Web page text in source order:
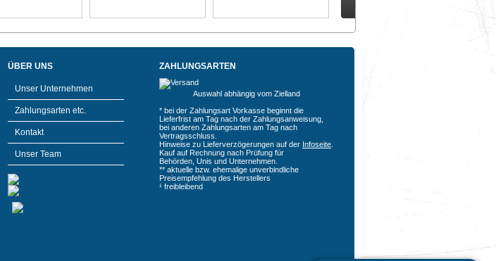
ÜBER UNS
Unser Unternehmen
Zahlungsarten etc.
Kontakt
Unser Team
ZAHLUNGSARTEN
Auswahl abhängig vom Zielland
* bei der Zahlungsart Vorkasse beginnt die
Lieferfrist am Tag nach der Zahlungsanweisung,
bei anderen Zahlungsarten am Tag nach
Vertragsschluss.
Hinweise zu Lieferverzögerungen auf der Infoseite
Kauf auf Rechnung nach Prüfung für
Behörden, Unis und Unternehmen.
** aktuelle bzw. ehemalige unverbindliche
Preisempfehlung des Herstellers
¹ freibleibend